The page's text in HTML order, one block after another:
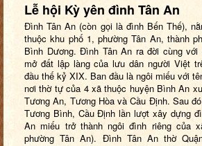
Lễ hội Kỳ yên đình Tân An
Đình Tân An (còn gọi là đình Bến Thế),
thuộc khu phố 1, phường Tân An, thành
Bình Dương. Đình Tân An ra đời cùng với
mở đất lập làng của lưu dân người Việt
đầu thế kỷ XIX. Ban đầu là ngôi miếu với
nơi thờ tự của 4 xã thuộc huyện Bình An
Tương An, Tương Hòa và Cầu Định. Sau
Tương Bình, Cầu Định lần lượt xây dựng
An miếu trở thành ngôi đình riêng của
phường Tân An). Đình Tân An thờ